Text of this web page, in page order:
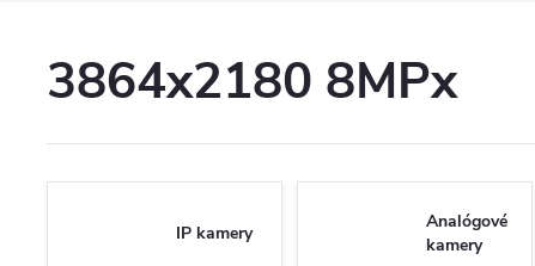
3864x2180 8MPx
IP kamery
Analógové
kamery